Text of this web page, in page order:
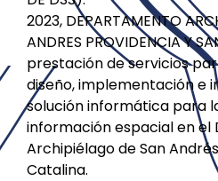
2023, DEPARTAMENTO
ANDRES PROVIDENCIA Y
prestación de servicios
diseño, implementación e
solución informática para
información espacial en
Archipiélago de San
Catalina.